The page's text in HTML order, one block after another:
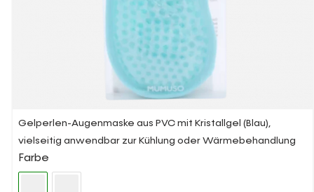
Gelperlen-Augenmaske aus PVC mit Kristallgel (Blau),
vielseitig anwendbar zur Kühlung oder Wärmebehandlung
Farbe